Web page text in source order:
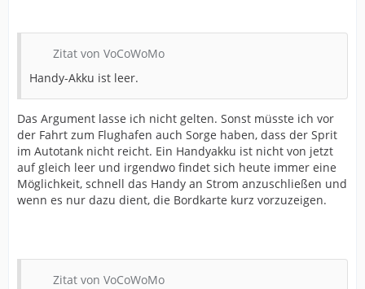
Zitat von VoCoWoMo
Handy-Akku ist leer.
Das Argument lasse ich nicht gelten. Sonst müsste ich vor
der Fahrt zum Flughafen auch Sorge haben, dass der Sprit
im Autotank nicht reicht. Ein Handyakku ist nicht von jetzt
auf gleich leer und irgendwo findet sich heute immer eine
Möglichkeit, schnell das Handy an Strom anzuschließen und
wenn es nur dazu dient, die Bordkarte kurz vorzuzeigen.
Zitat von VoCoWoMo